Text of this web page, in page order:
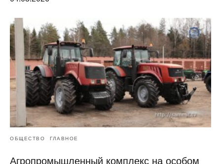
ОБЩЕСТВО ГЛАВНОЕ
Агропромышленный комплекс на особом